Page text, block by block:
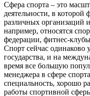
Сфера спорта – это
деятельности, в
различных организаций
например, относятся
федерации, фитнес-
Спорт сейчас одинаково
государства, и на
время все большую
менеджера в сфере
специальность, хорошо
работы спортивной